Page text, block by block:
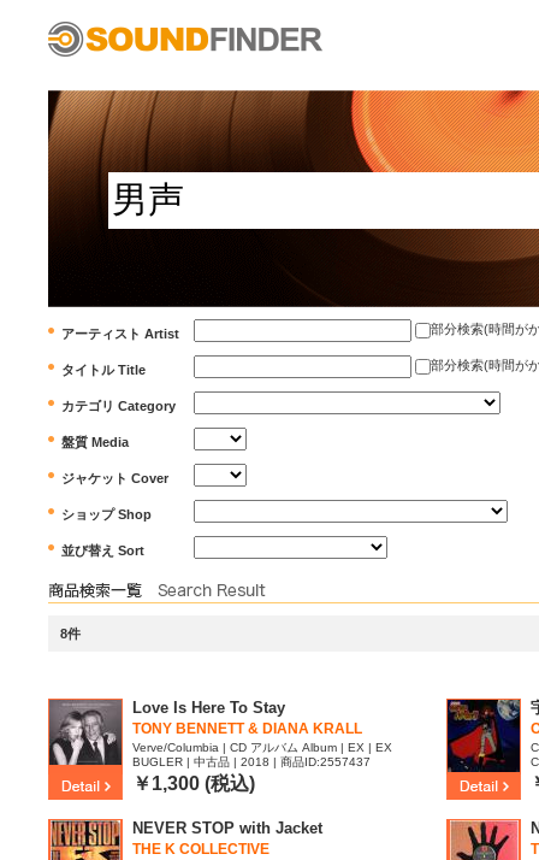
アーティスト Artist 部分検索(時間が
タイトル Title 部分検索(時間が
カテゴリ Category
盤質 Media
ジャケット Cover
ショップ Shop
並び替え Sort
8件
Love Is Here To Stay
TONY BENNETT & DIANA KRALL
Verve/Columbia | CD アルバム Album | EX | EX
BUGLER | 中古品 | 2018 | 商品ID:2557437
￥1,300 (税込)
NEVER STOP with Jacket
THE K COLLECTIVE